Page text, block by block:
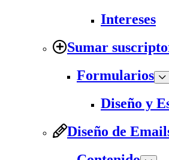
Intereses
Sumar
Formularios
Diseño y
Diseño de